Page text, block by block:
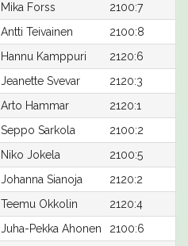
Mika Forss 2100:7
Antti Teivainen 2100:8
Hannu Kamppuri 2120:6
Jeanette Svevar 2120:3
Arto Hammar 2120:1
Seppo Sarkola 2100:2
Niko Jokela 2100:5
Johanna Sianoja 2120:2
Teemu Okkolin 2120:4
Juha-Pekka Ahonen 2100:6